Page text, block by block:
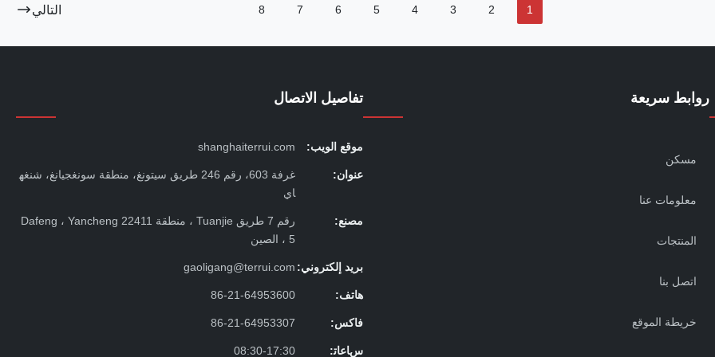
1
2
3
4
5
6
7
8 التالي
روابط سريعة
مسكن
معلومات عنا
المنتجات
اتصل بنا
خريطة الموقع
تفاصيل الاتصال
موقع الويب: shanghaiterrui.com
عنوان:
غرفة 603، رقم 246 طريق سيتونغ، منطقة سونغجيانغ، شنغه
اي
مصنع:
رقم 7 طريق Tuanjie ، منطقة Dafeng ، Yancheng 22411
5 ، الصين
بريد إلكتروني: gaoligang@terrui.com
هاتف: 86-21-64953600
فاكس: 86-21-64953307
ﺱﺎﻋﺎﺗ: 08:30-17:30